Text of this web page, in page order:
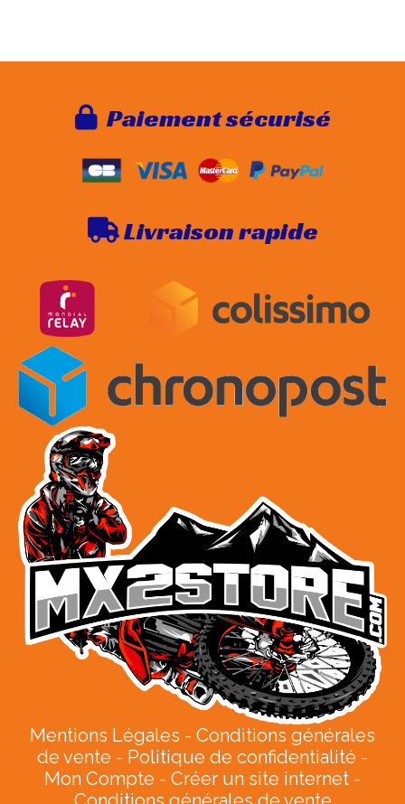
Paiement sécurisé
Livraison rapide
Mentions Légales
Conditions générales
de vente
Politique de confidentialité
Mon Compte
Créer un site internet